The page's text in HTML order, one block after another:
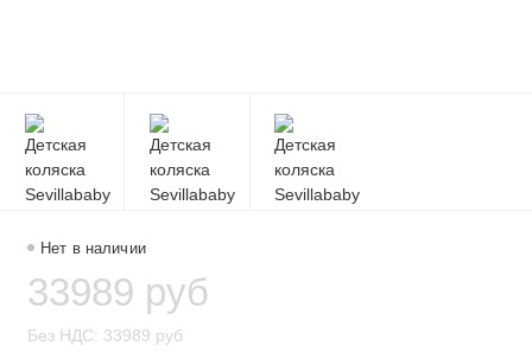
Нет в наличии
33989 руб
Без НДС: 33989 руб